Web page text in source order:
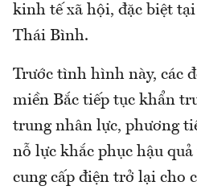
kinh tế xã hội, đặc biệt
Thái Bình.
Trước tình hình này, các
miền Bắc tiếp tục khẩn
trung nhân lực, phương
nỗ lực khắc phục hậu
cung cấp điện trở lại cho